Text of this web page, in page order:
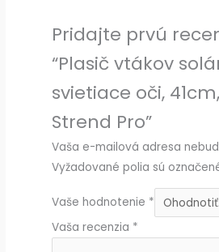
Pridajte prvú
“Plasič vtákov
svietiace oči,
Strend Pro”
Vaša e-mailová adresa
Vyžadované polia sú
Vaše hodnotenie *
Vaša recenzia *